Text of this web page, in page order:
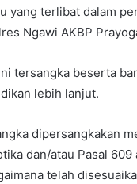
yang terlibat dalam
Ngawi AKBP
tersangka beserta
lebih lanjut.
dipersangkakan
dan/atau Pasal
telah